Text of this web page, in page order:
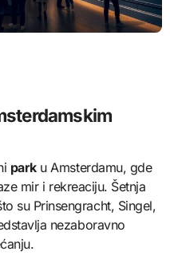
parku Amsterdamu, gde
mir i rekreaciju. Šetnja
su Prinsengracht, Singel,
nezaboravno